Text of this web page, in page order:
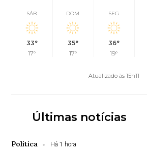
SÁB
33°
17°
DOM
35°
17°
SEG
36°
19°
Atualizado às 15h11
Últimas notícias
Política Há 1 hora